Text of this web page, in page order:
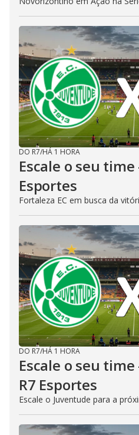
DO R7/HÁ 1 HORA
Escale o seu
Esportes
Fortaleza EC em busca da
DO R7/HÁ 1 HORA
Escale o seu
R7 Esportes
Escale o Juventude para a